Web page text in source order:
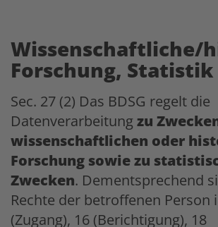
Wissenschaftliche/
Forschung, Statistik
Sec. 27 (2) Das BDSG regelt die
Datenverarbeitungzu
wissenschaftlichen oder
Forschung sowie zu
Zwecken. Dementsprechend
Rechte der betroffenen Person
(Zugang), 16 (Berichtigung), 18